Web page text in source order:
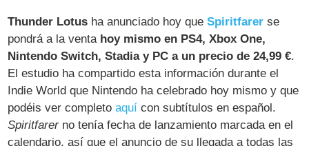
Thunder Lotus ha anunciado hoy queSpiritfarer se
pondrá a la venta hoy mismo en PS4, Xbox One,
Nintendo Switch, Stadia y PC a un precio de 24,99 €.
El estudio ha compartido esta información durante el
Indie World que Nintendo ha celebrado hoy mismo y que
podéis ver completoaquí con subtítulos en español.
Spiritfarerno tenía fecha de lanzamiento marcada en el
calendario, así que el anuncio de su llegada a todas las